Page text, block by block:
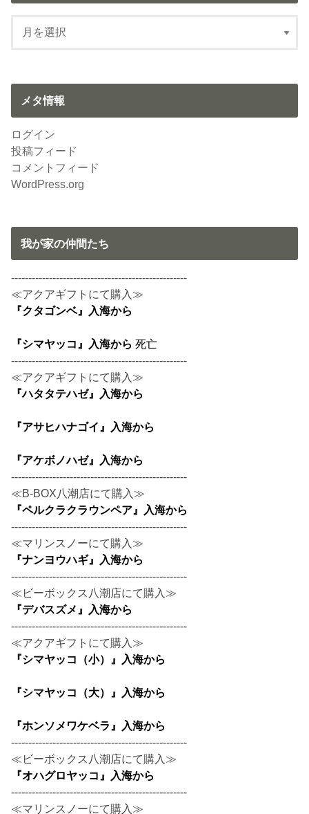
メタ情報
ログイン
投稿フィード
コメントフィード
WordPress.org
我が家の仲間たち
---------------------------------------------------
≪アクアギフトにて購入≫
『クタゴンベ』入海から
『シマヤッコ』入海から死亡
---------------------------------------------------
≪アクアギフトにて購入≫
『ハタタテハゼ』入海から
『アサヒハナゴイ』入海から
『アケボノハゼ』入海から
---------------------------------------------------
≪B-BOX八潮店にて購入≫
『ペルクラクラウンペア』入海から
---------------------------------------------------
≪マリンスノーにて購入≫
『ナンヨウハギ』入海から
---------------------------------------------------
≪ビーボックス八潮店にて購入≫
『デバスズメ』入海から
---------------------------------------------------
≪アクアギフトにて購入≫
『シマヤッコ（小）』入海から
『シマヤッコ（大）』入海から
『ホンソメワケベラ』入海から
---------------------------------------------------
≪ビーボックス八潮店にて購入≫
『オハグロヤッコ』入海から
---------------------------------------------------
≪マリンスノーにて購入≫